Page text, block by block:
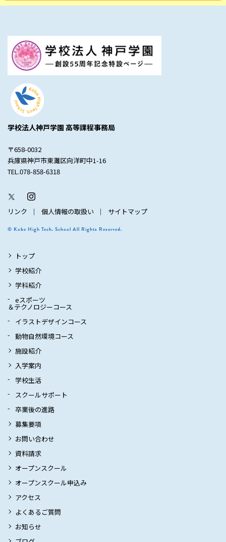
学校法人神戸学園 高等課程事務局
〒658-0032
兵庫県神戸市東灘区向洋町中1-16
TEL.078-858-6318
リンク 個人情報の取扱い サイトマップ
© Kobe High Tech. School All Rights Reserved.
トップ
学校紹介
学科紹介
eスポーツ
＆テクノロジーコース
イラストデザインコース
動物自然環境コース
施設紹介
入学案内
学校生活
スクールサポート
卒業後の進路
募集要項
お問い合わせ
資料請求
オープンスクール
オープンスクール申込み
アクセス
よくあるご質問
お知らせ